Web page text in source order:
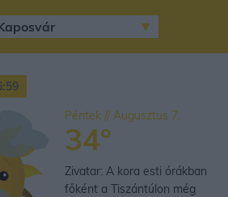
Péntek // Augusztus 7.
34°
Zivatar: A kora esti órákban
főként a Tiszántúlon még